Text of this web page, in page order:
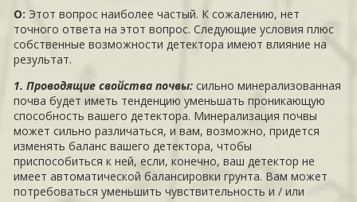
О: Этот вопрос наиболее частый. К сожалению, нет
точного ответа на этот вопрос. Следующие условия плюс
собственные возможности детектора имеют влияние на
результат.
1. Проводящие свойства почвы: сильно минерализованная
почва будет иметь тенденцию уменьшать проникающую
способность вашего детектора. Минерализация почвы
может сильно различаться, и вам, возможно, придется
изменять баланс вашего детектора, чтобы
приспособиться к ней, если, конечно, ваш детектор не
имеет автоматической балансировки грунта. Вам может
потребоваться уменьшить чувствительность и / или